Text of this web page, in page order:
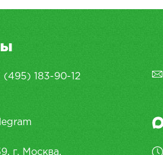
(495) 183-90-12
г. Москва,